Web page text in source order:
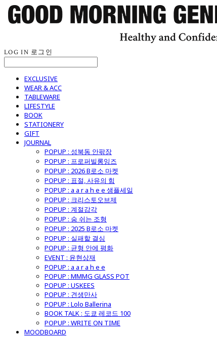
LOG IN 로그인
EXCLUSIVE
WEAR & ACC
TABLEWARE
LIFESTYLE
BOOK
STATIONERY
GIFT
JOURNAL
POPUP : 성북동 안팎장
POPUP : 프로퍼빌롱잉즈
POPUP : 2026 B로소 마켓
POPUP : 표절, 사유의 힘
POPUP : a a r a h e e 샘플세일
POPUP : 크리스토오브제
POPUP : 계절감각
POPUP : 숨 쉬는 조형
POPUP : 2025 B로소 마켓
POPUP : 실패할 결심
POPUP : 균형 안에 평화
EVENT : 윤현상재
POPUP : a a r a h e e
POPUP : MMMG GLASS POT
POPUP : USKEES
POPUP : 견생만사
POPUP : Lolo Ballerina
BOOK TALK : 도쿄 레코드 100
POPUP : WRITE ON TIME
MOODBOARD